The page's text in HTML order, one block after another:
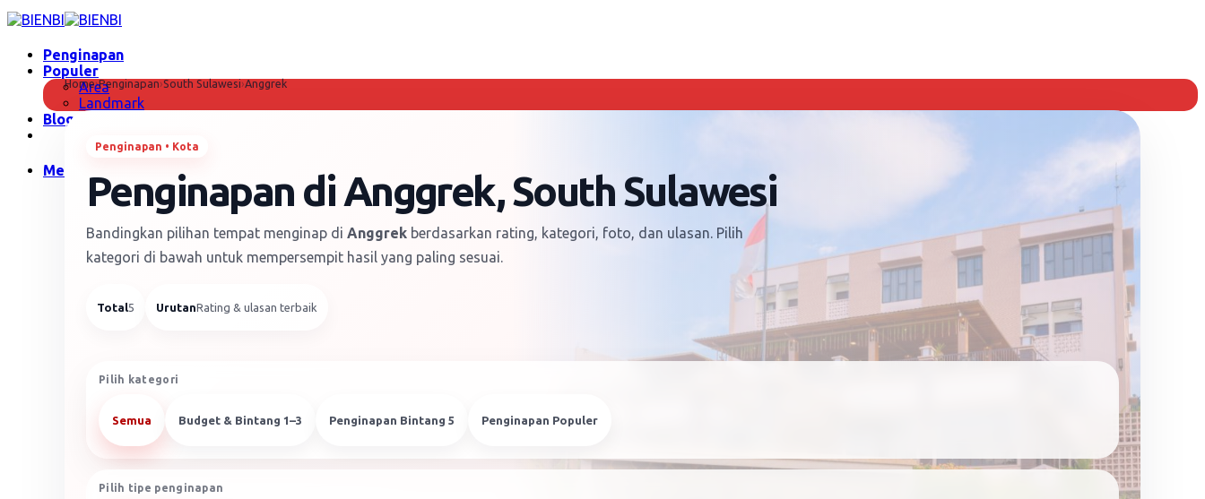
Skip
to
contentPenginapan
Populer
Area
Landmark
Blog
Menu
Home›Penginapan›South Sulawesi›Anggrek
Penginapan • Kota
Penginapan di Anggrek, South Sulawesi
Bandingkan pilihan tempat menginap di Anggrek berdasarkan rating, kategori, foto, dan ulasan. Pilih
kategori di bawah untuk mempersempit hasil yang paling sesuai.
Total5 UrutanRating & ulasan terbaik
Pilih kategori
Semua Budget & Bintang 1–3 Penginapan Bintang 5 Penginapan Populer
Pilih tipe penginapan